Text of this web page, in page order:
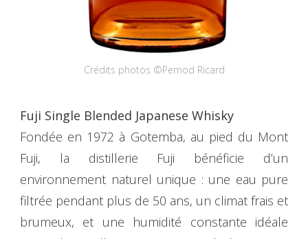
Crédits photos ©Pernod Ricard
Fuji Single Blended Japanese Whisky
Fondée en 1972 à Gotemba, au pied du Mont
Fuji, la distillerie Fuji bénéficie d’un
environnement naturel unique : une eau pure
filtrée pendant plus de 50 ans, un climat frais et
brumeux, et une humidité constante idéale